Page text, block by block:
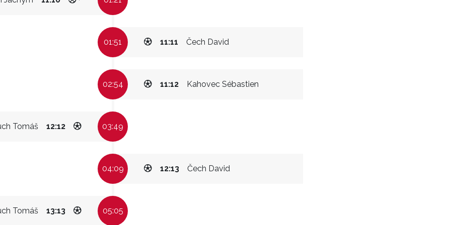
01:51 Čech David
11:11
02:54 Kahovec Sébastien
11:12
Tomáš 12:12 03:49
04:09 Čech David
12:13
Tomáš 13:13 05:05